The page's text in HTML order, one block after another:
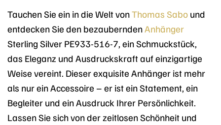
Tauchen Sie ein in die Welt vonThomas Sabo und
entdecken Sie den bezaubernden Anhänger
Sterling Silver PE933-516-7, ein Schmuckstück,
das Eleganz und Ausdruckskraft auf einzigartige
Weise vereint. Dieser exquisite Anhänger ist mehr
als nur ein Accessoire – er ist ein Statement, ein
Begleiter und ein Ausdruck Ihrer Persönlichkeit.
Lassen Sie sich von der zeitlosen Schönheit und